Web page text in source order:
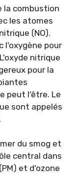
la combustion
les atomes
(NO).
l'oxygène pour
nitrique
pour la
peut l'être. Le
sont appelés
du smog et
central dans
(PM) et d'ozone